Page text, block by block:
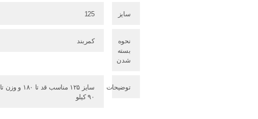
سایز 125
نحوه
بسته
شدن
کمربند
توضیحات
سایز ۱۲۵ مناسب قد تا ۱۸۰ و وزن تا
۹۰ کیلو